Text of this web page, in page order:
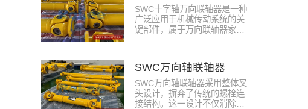
SWC十字轴万向联轴器是一种
广泛应用于机械传动系统的关
键部件，属于万向联轴器家族
SWC万向轴联轴器
SWC万向轴联轴器采用整体叉
头设计，摒弃了传统的螺栓连
接结构。这一设计不仅消除了